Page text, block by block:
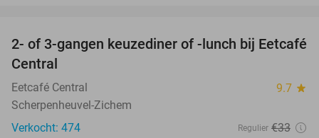
28%
2- of 3-gangen keuzediner of -lunch bij Eetcafé
Central
Eetcafé Central 9.7 star
Scherpenheuvel-Zichem
Verkocht: 474
Regulier €33